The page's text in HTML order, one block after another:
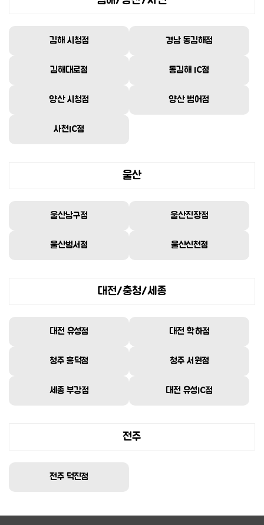
김해 시청점 경남 동김해점
김해대로점 동김해 IC점
양산 시청점 양산 범어점
사천IC점
울산
울산남구점 울산진장점
울산범서점 울산신천점
대전/충청/세종
대전 유성점 대전 학하점
청주 흥덕점 청주 서원점
세종 부강점 대전 유성IC점
전주
전주 덕진점